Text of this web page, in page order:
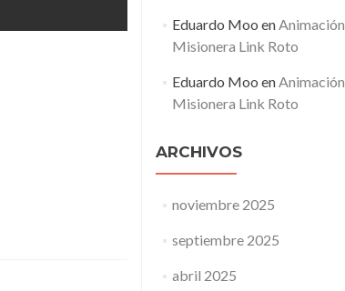
Eduardo Moo enAnimación
Misionera Link Roto
Eduardo Moo enAnimación
Misionera Link Roto
ARCHIVOS
noviembre 2025
septiembre 2025
abril 2025